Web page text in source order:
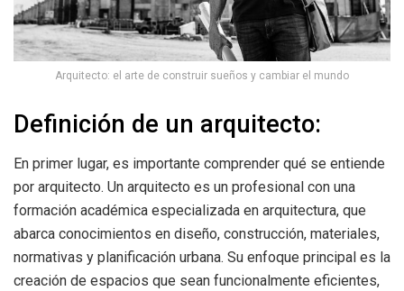
Arquitecto: el arte de construir sueños y cambiar el mundo
Definición de un arquitecto:
En primer lugar, es importante comprender qué se entiende
por arquitecto. Un arquitecto es un profesional con una
formación académica especializada en arquitectura, que
abarca conocimientos en diseño, construcción, materiales,
normativas y planificación urbana. Su enfoque principal es la
creación de espacios que sean funcionalmente eficientes,